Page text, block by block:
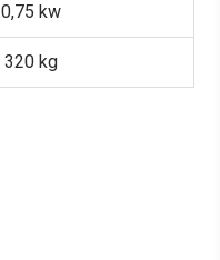
0,75 kw
320 kg